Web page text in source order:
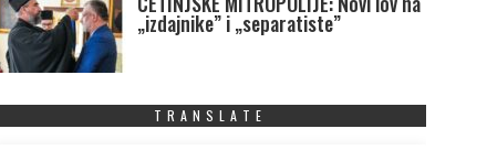
„izdajnike” i „separatiste”
TRANSLATE